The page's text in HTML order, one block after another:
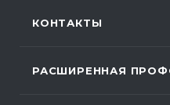
КОНТАКТЫ
РАСШИРЕННАЯ